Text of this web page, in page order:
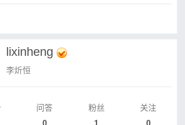
lixinheng
李炘恒
问答
粉丝
关注